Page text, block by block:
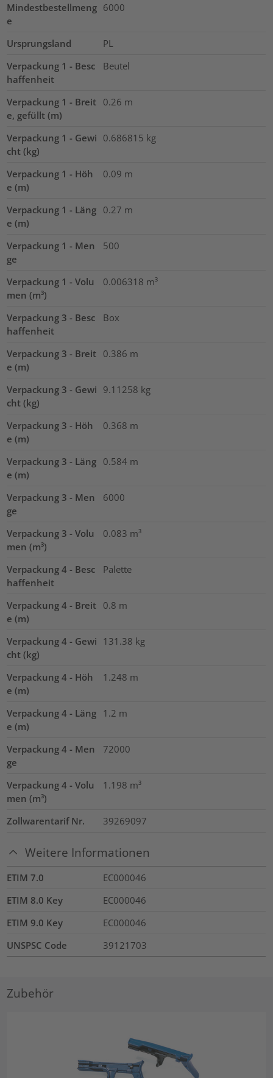
Mindestbestellmeng
e
6000
Ursprungsland
PL
Verpackung 1 - Besc
haffenheit
Beutel
Verpackung 1 - Breit
e, gefüllt (m)
0.26 m
Verpackung 1 - Gewi
cht (kg)
0.686815 kg
Verpackung 1 - Höh
e (m)
0.09 m
Verpackung 1 - Läng
e (m)
0.27 m
Verpackung 1 - Men
ge
500
Verpackung 1 - Volu
men (m³)
0.006318 m³
Verpackung 3 - Besc
haffenheit
Box
Verpackung 3 - Breit
e (m)
0.386 m
Verpackung 3 - Gewi
cht (kg)
9.11258 kg
Verpackung 3 - Höh
e (m)
0.368 m
Verpackung 3 - Läng
e (m)
0.584 m
Verpackung 3 - Men
ge
6000
Verpackung 3 - Volu
men (m³)
0.083 m³
Verpackung 4 - Besc
haffenheit
Palette
Verpackung 4 - Breit
e (m)
0.8 m
Verpackung 4 - Gewi
cht (kg)
131.38 kg
Verpackung 4 - Höh
e (m)
1.248 m
Verpackung 4 - Läng
e (m)
1.2 m
Verpackung 4 - Men
ge
72000
Verpackung 4 - Volu
men (m³)
1.198 m³
Zollwarentarif Nr. 39269097
Weitere Informationen
ETIM 7.0
EC000046
ETIM 8.0 Key
EC000046
ETIM 9.0 Key
EC000046
UNSPSC Code
39121703
Zubehör